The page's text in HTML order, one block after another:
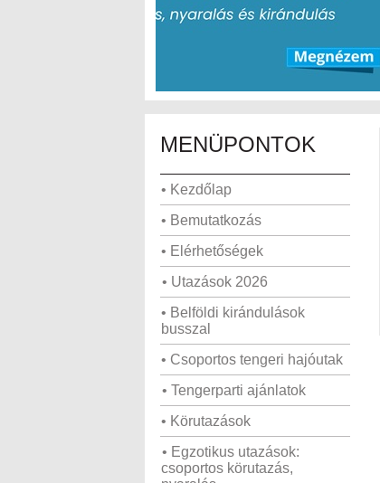
MENÜPONTOK
• Kezdőlap
• Bemutatkozás
• Elérhetőségek
• Utazások 2026
• Belföldi kirándulások
busszal
• Csoportos tengeri hajóutak
• Tengerparti ajánlatok
• Körutazások
• Egzotikus utazások:
csoportos körutazás,